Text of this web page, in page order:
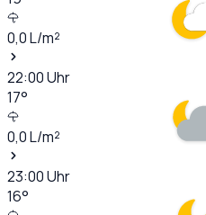
0,0L/m²
22:00Uhr
17°
0,0L/m²
23:00Uhr
16°